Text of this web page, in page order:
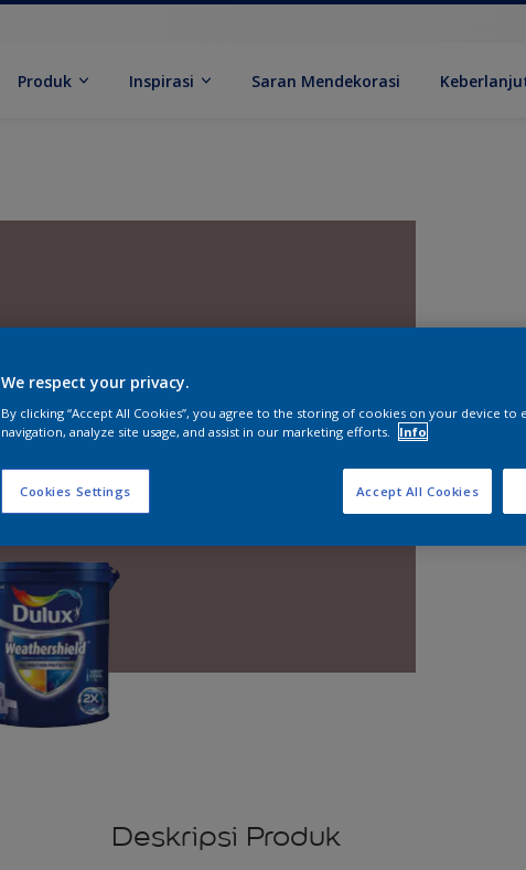
Produk Inspirasi Saran Mendekorasi
Deskripsi Produk
We respect your privacy.
By clicking “Accept All Cookies”, you agree to the storing of cookies on your device to
navigation, analyze site usage, and assist in our marketing efforts.
Info
Cookies Settings Accept All Cookies